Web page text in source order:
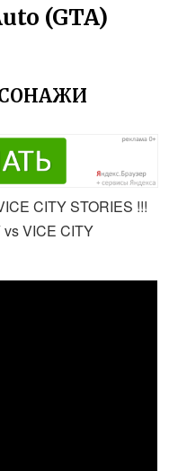
(GTA)
CITY STORIES !!!
VICE CITY